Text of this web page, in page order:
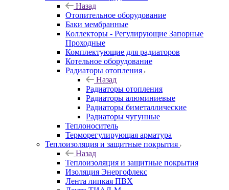
Назад
Отопительное оборудование
Баки мембранные
Коллекторы - Регулирующие Запорные
Проходные
Комплектующие для радиаторов
Котельное оборудование
Радиаторы отопления
Назад
Радиаторы отопления
Радиаторы алюминиевые
Радиаторы биметаллические
Радиаторы чугунные
Теплоноситель
Терморегулирующая арматура
Теплоизоляция и защитные покрытия
Назад
Теплоизоляция и защитные покрытия
Изоляция Энергофлекс
Лента липкая ПВХ